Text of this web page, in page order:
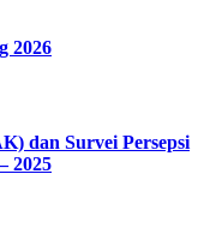
2026
dan Survei Persepsi
2025